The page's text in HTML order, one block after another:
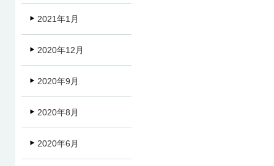
2021年1月
2020年12月
2020年9月
2020年8月
2020年6月